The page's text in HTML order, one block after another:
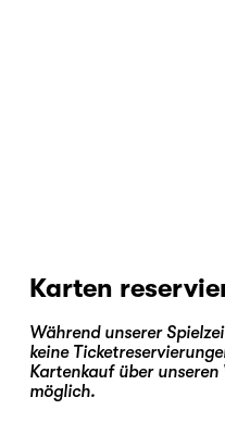
Karten
Während unserer
keine
Kartenkauf über unseren
möglich.